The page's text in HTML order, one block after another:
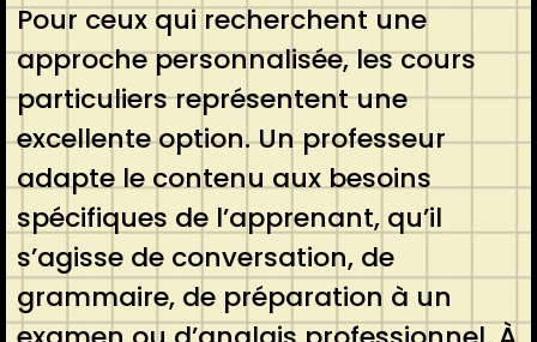
Pour ceux qui recherchent une
approche personnalisée, les cours
particuliers représentent une
excellente option. Un professeur
adapte le contenu aux besoins
spécifiques de l’apprenant, qu’il
s’agisse de conversation, de
grammaire, de préparation à un